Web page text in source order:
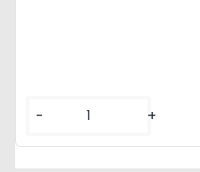
- +